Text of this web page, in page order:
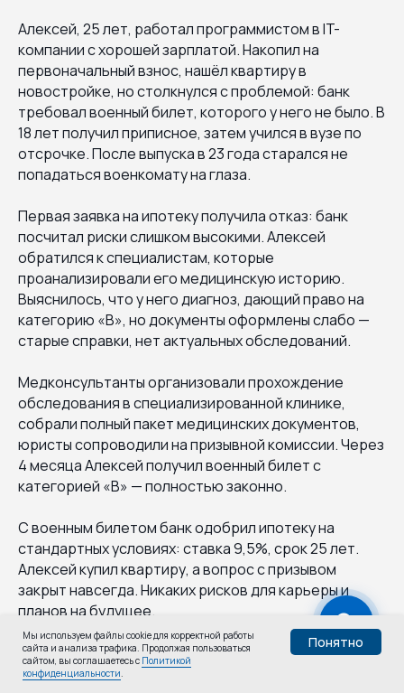
Пройти тест
Узнай,
годен ли ты:
Алексей, 25 лет, работал программистом в IT-
компании с хорошей зарплатой. Накопил на
первоначальный взнос, нашёл квартиру в
новостройке, но столкнулся с проблемой: банк
требовал военный билет, которого у него не было. В
18 лет получил приписное, затем учился в вузе по
отсрочке. После выпуска в 23 года старался не
попадаться военкомату на глаза.
Первая заявка на ипотеку получила отказ: банк
посчитал риски слишком высокими. Алексей
обратился к специалистам, которые
проанализировали его медицинскую историю.
Выяснилось, что у него диагноз, дающий право на
категорию «В», но документы оформлены слабо —
старые справки, нет актуальных обследований.
Медконсультанты организовали прохождение
обследования в специализированной клинике,
собрали полный пакет медицинских документов,
юристы сопроводили на призывной комиссии. Через
4 месяца Алексей получил военный билет с
категорией «В» — полностью законно.
С военным билетом банк одобрил ипотеку на
стандартных условиях: ставка 9,5%, срок 25 лет.
Алексей купил квартиру, а вопрос с призывом
закрыт навсегда. Никаких рисков для карьеры и
планов на будущее.
Если вы планируете оформить ипотеку, но вопрос с
военным билетом пока не решён, стоит
Мы используем файлы cookie для корректной работы
сайта и анализа трафика. Продолжая пользоваться
сайтом, вы соглашаетесь с Политикой
конфиденциальности.
Понятно